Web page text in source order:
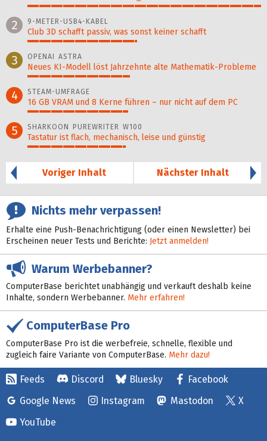
100%
2 9-METER-USB4-KABEL
Club 3D schafft passiv, was sonst keiner schafft
47%
3 OPENAI ASTRA
Neues KI-Modell löst Jahr­zehn­te alte Ma­thematik-Pro­ble­me
44%
4 STEAM-UMFRAGE
16 GB VRAM und 8 Kerne führen – nur nicht auf dem PC
43%
5 SHARKOON PUREWRITER W100
Tastatur ist flach, mechanisch, leise und günstig
42%
Voriger Inhalt
Nächster Inhalt
Nichts mehr verpassen!
Erhalte eine Push-Benachrichtigung (oder einen Newsletter) bei
Erscheinen neuer Tests und Berichte: Jetzt anmelden!
Warum Werbebanner?
ComputerBase berichtet unabhängig und verkauft deshalb keine
Inhalte, sondern Werbebanner. Mehr erfahren!
ComputerBase Pro
ComputerBase Pro ist die werbefreie, schnelle, flexible und
zugleich faire Variante von ComputerBase. Mehr dazu!
Feeds Discord Bluesky
Facebook
Google News
Instagram Mastodon
X
YouTube